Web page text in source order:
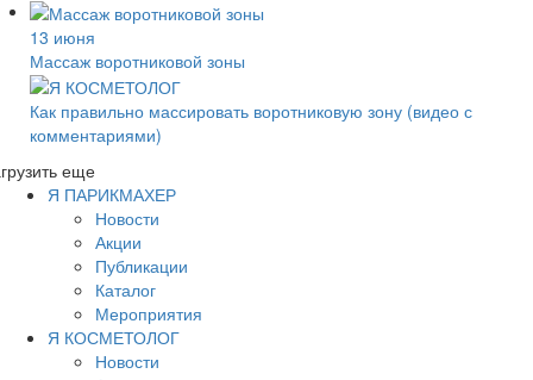
13 июня
Массаж воротниковой зоны
Как правильно массировать воротниковую зону (видео с
комментариями)
еще
Я ПАРИКМАХЕР
Новости
Акции
Публикации
Каталог
Мероприятия
Я КОСМЕТОЛОГ
Новости